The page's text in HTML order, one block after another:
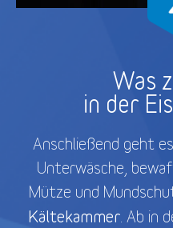
Was
in der
Anschließend geht
Unterwäsche,
Mütze und
Kältekammer. Ab in